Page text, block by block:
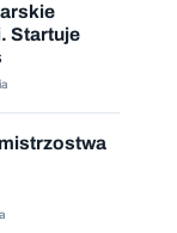
Startuje